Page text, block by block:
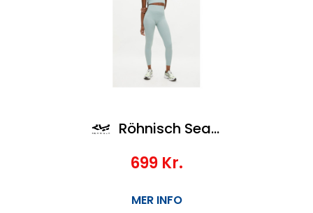
Röhnisch Seamless Rib Tights
699 Kr.
MER INFO